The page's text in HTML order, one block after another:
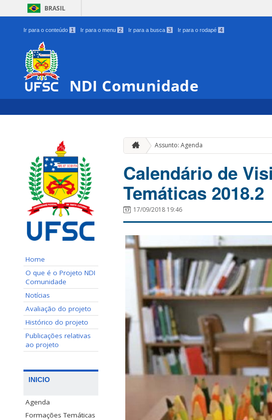
BRASIL
Ir para o conteúdo 1 Ir para o menu 2 Ir para a busca 3 Ir para o rodapé 4
NDI Comunidade
Home
O que é o Projeto NDI
Comunidade
Notícias
Avaliação do projeto
Histórico do projeto
Publicações relativas
ao projeto
INICIO
Agenda
Formações Temáticas
Assunto: Agenda
Calendário de
Temáticas 2018.2
17/09/2018 19:46